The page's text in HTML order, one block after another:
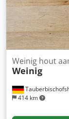
414 km
Weinig hout
Weinig